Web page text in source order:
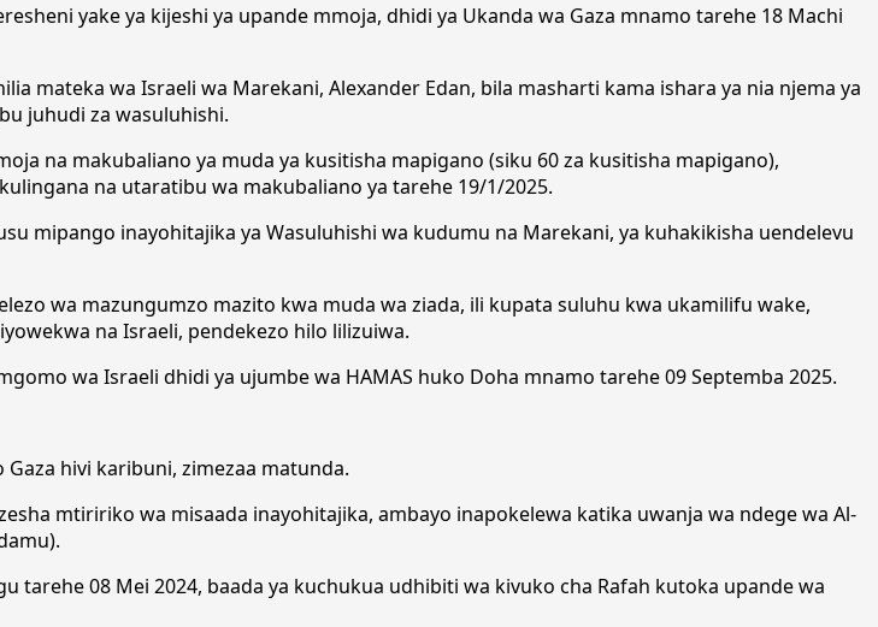
yake ya kijeshi ya upande mmoja, dhidi ya Ukanda wa Gaza mnamo tarehe 18 Machi
mateka wa Israeli wa Marekani, Alexander Edan, bila masharti kama ishara ya nia njema ya
juhudi za wasuluhishi.
na makubaliano ya muda ya kusitisha mapigano (siku 60 za kusitisha mapigano),
na utaratibu wa makubaliano ya tarehe 19/1/2025.
mipango inayohitajika ya Wasuluhishi wa kudumu na Marekani, ya kuhakikisha uendelevu
wa mazungumzo mazito kwa muda wa ziada, ili kupata suluhu kwa ukamilifu wake,
na Israeli, pendekezo hilo lilizuiwa.
wa Israeli dhidi ya ujumbe wa HAMAS huko Doha mnamo tarehe 09 Septemba 2025.
hivi karibuni, zimezaa matunda.
mtiririko wa misaada inayohitajika, ambayo inapokelewa katika uwanja wa ndege wa Al-
tarehe 08 Mei 2024, baada ya kuchukua udhibiti wa kivuko cha Rafah kutoka upande wa